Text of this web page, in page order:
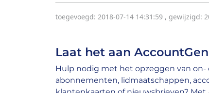
toegevoegd: 2018-07-14 14:31:59 , gewijzigd:
Laat het aan
Hulp nodig met het opzeggen van on-
abonnementen, lidmaatschappen,